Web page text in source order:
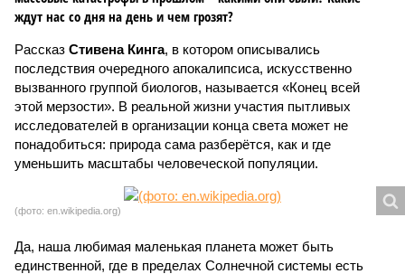
ждут нас со дня на день и чем грозят?
Рассказ Стивена Кинга, в котором описывались
последствия очередного апокалипсиса, искусственно
вызванного группой биологов, называется «Конец всей
этой мерзости». В реальной жизни участия пытливых
исследователей в организации конца света может не
понадобиться: природа сама разберётся, как и где
уменьшить масштабы человеческой популяции.
(фото: en.wikipedia.org)
Да, наша любимая маленькая планета может быть
единственной, где в пределах Солнечной системы есть